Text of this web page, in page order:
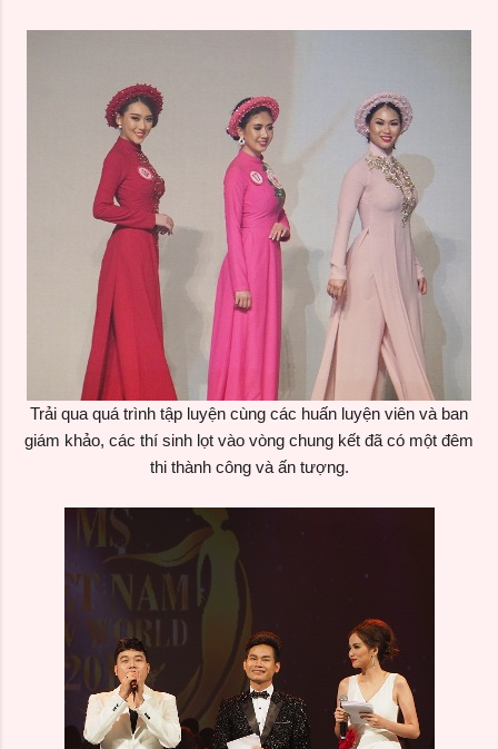
Trải qua quá trình tập luyện cùng các huấn luyện viên và ban
giám khảo, các thí sinh lọt vào vòng chung kết đã có một đêm
thi thành công và ấn tượng.